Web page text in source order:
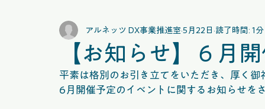
Mendixガイドブック イベントレポート 技術交流会
インタビュー デモアプリ事例 イベン
【お知らせ】６月
アルネッツ DX事業推進室 5月22日 読了時間: 1分
平素は格別のお引き立てをいただき、厚く御
6月開催予定のイベントに関するお知らせを